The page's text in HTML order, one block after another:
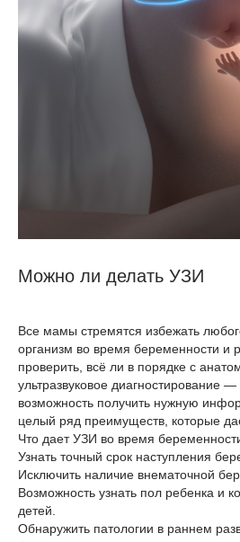
Можно ли делать УЗИ
Все мамы стремятся избежать
организм во время беременности и
проверить, всё ли в порядке с
ультразвуковое диагностирование
возможность получить нужную
целый ряд преимуществ, которые
Что дает УЗИ во время
Узнать точный срок наступления
Исключить наличие внематочной
Возможность узнать пол ребенка и
детей.
Обнаружить патологии в раннем